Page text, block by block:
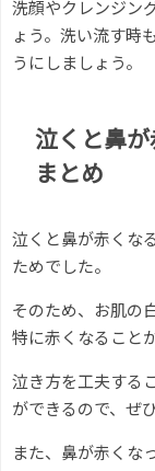
洗顔やクレンジン
ょう。洗い流す時
うにしましょう。
泣くと鼻
まとめ
泣くと鼻が赤くな
ためでした。
そのため、お肌の
特に赤くなること
泣き方を工夫する
ができるので、ぜ
また、鼻が赤くな